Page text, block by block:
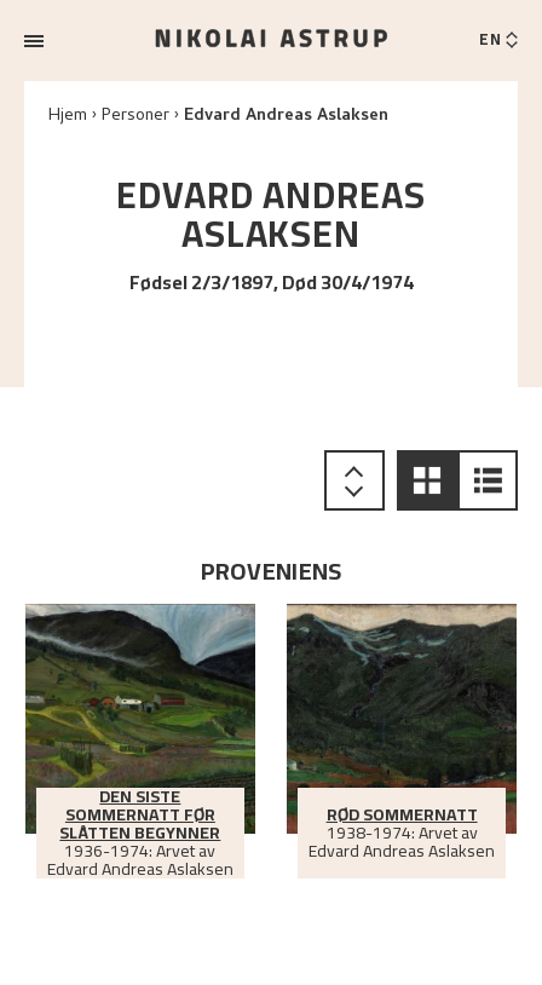
EN
Hjem Personer Edvard Andreas Aslaksen
EDVARD ANDREAS
ASLAKSEN
Fødsel 2/3/1897, Død 30/4/1974
PROVENIENS
DEN SISTE
SOMMERNATT FØR
SLÅTTEN BEGYNNER
1936-1974: Arvet av
Edvard Andreas Aslaksen
RØD SOMMERNATT
1938-1974: Arvet av
Edvard Andreas Aslaksen